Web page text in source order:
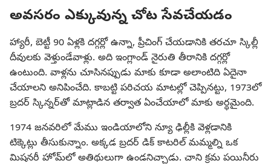
అవసరం ఎక్కువున్న చోట సేవచేయడం
హ్యారీ, బెట్టీ 90 ఏళ్లకి దగ్గర్లో ఉన్నా, ప్రీచింగ్‌ చేయడానికి తరచూ స్కిల్లీ
దీవులకు వెళ్తుండేవాళ్లు. అది ఇంగ్లాండ్‌ నైరుతి తీరానికి దగ్గర్లో
ఉంటుంది. వాళ్లను చూసినప్పుడు మాకు కూడా అలాంటిది ఏదైనా
చేయాలని అనిపించేది. కాబట్టి పరిచయ మాటల్లో చెప్పినట్టు, 1973లో
బ్రదర్‌ స్కిన్నర్‌తో మాట్లాడిన తర్వాత ఏంచేయాలో మాకు అర్థమైంది.
1974 జనవరిలో మేము ఇండియాలోని న్యూ ఢిల్లీకి వెళ్లడానికి
టిక్కెట్లు తీసుకున్నాం. అక్కడ బ్రదర్‌ డిక్‌ కాటరిల్‌ మమ్మల్ని ఒక
మిషనరీ హోమ్‌లో అతిథులుగా ఉండనిచ్చాడు. చాని క్రమ పయినీరు